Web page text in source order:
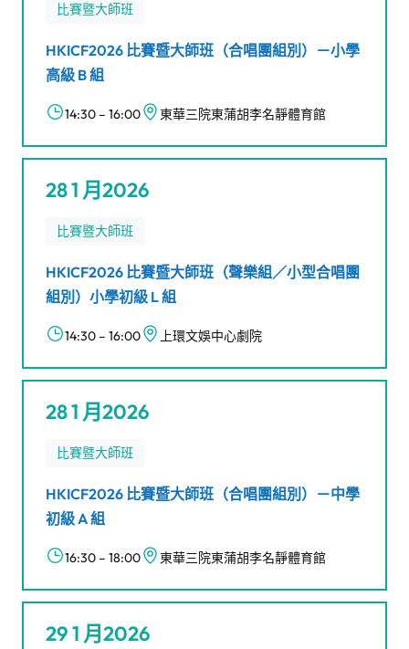
比賽暨大師班
HKICF2026 比賽暨大師班（合唱團組別）－小學
高級 B 組
14:30 – 16:00 東華三院東蒲胡李名靜體育館
28 1 月2026
比賽暨大師班
HKICF2026 比賽暨大師班（聲樂組／小型合唱團
組別）小學初級 L 組
14:30 – 16:00 上環文娛中心劇院
28 1 月2026
比賽暨大師班
HKICF2026 比賽暨大師班（合唱團組別）－中學
初級 A 組
16:30 – 18:00 東華三院東蒲胡李名靜體育館
29 1 月2026